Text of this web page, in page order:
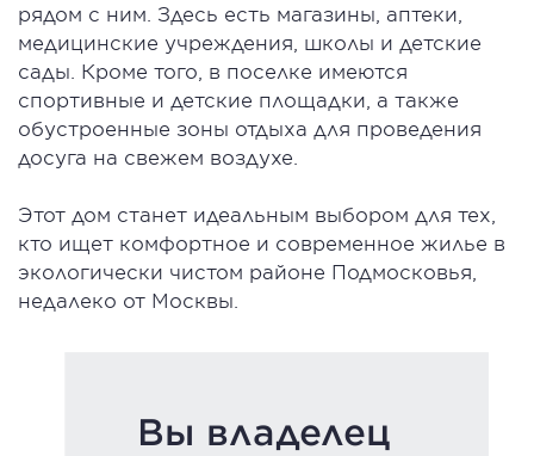
рядом с ним. Здесь есть магазины, аптеки,
медицинские учреждения, школы и детские
сады. Кроме того, в поселке имеются
спортивные и детские площадки, а также
обустроенные зоны отдыха для проведения
досуга на свежем воздухе.
Этот дом станет идеальным выбором для тех,
кто ищет комфортное и современное жилье в
экологически чистом районе Подмосковья,
недалеко от Москвы.
Вы владелец